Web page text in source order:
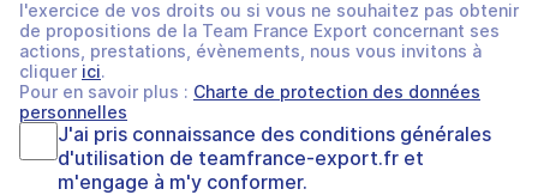
l'exercice de vos droits ou si vous ne souhaitez pas obtenir
de propositions de la Team France Export concernant ses
actions, prestations, évènements, nous vous invitons à
cliquer ici.
Pour en savoir plus : Charte de protection des données
personnelles
J'ai pris connaissance des conditions générales
d'utilisation de teamfrance-export.fr et
m'engage à m'y conformer.